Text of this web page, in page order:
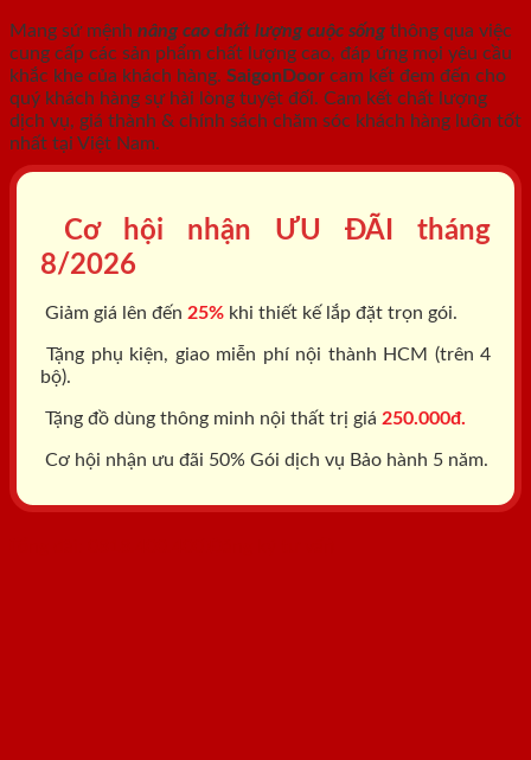
Mang sứ mệnh nâng cao chất lượng cuộc sống thông qua việc
cung cấp các sản phẩm chất lượng cao, đáp ứng mọi yêu cầu
khắc khe của khách hàng. SaigonDoor cam kết đem đến cho
quý khách hàng sự hài lòng tuyệt đối. Cam kết chất lượng
dịch vụ, giá thành & chính sách chăm sóc khách hàng luôn tốt
nhất tại Việt Nam.
Cơ hội nhận ƯU ĐÃI tháng
8/2026
Giảm giá lên đến 25% khi thiết kế lắp đặt trọn gói.
Tặng phụ kiện, giao miễn phí nội thành HCM (trên 4
bộ).
Tặng đồ dùng thông minh nội thất trị giá 250.000đ.
Cơ hội nhận ưu đãi 50% Gói dịch vụ Bảo hành 5 năm.